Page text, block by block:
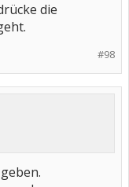
die
#98